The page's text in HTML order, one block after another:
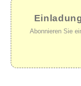
Abonnieren Sie